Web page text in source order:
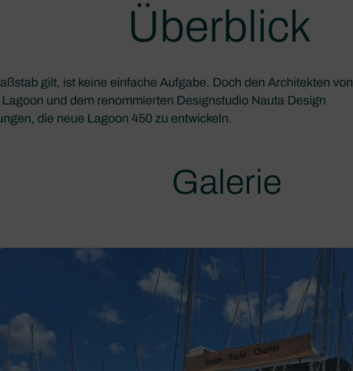
Überblick
gilt, ist keine einfache Aufgabe. Doch den Architekten von
und dem renommierten Designstudio Nauta Design
die neue Lagoon 450 zu entwickeln.
Galerie